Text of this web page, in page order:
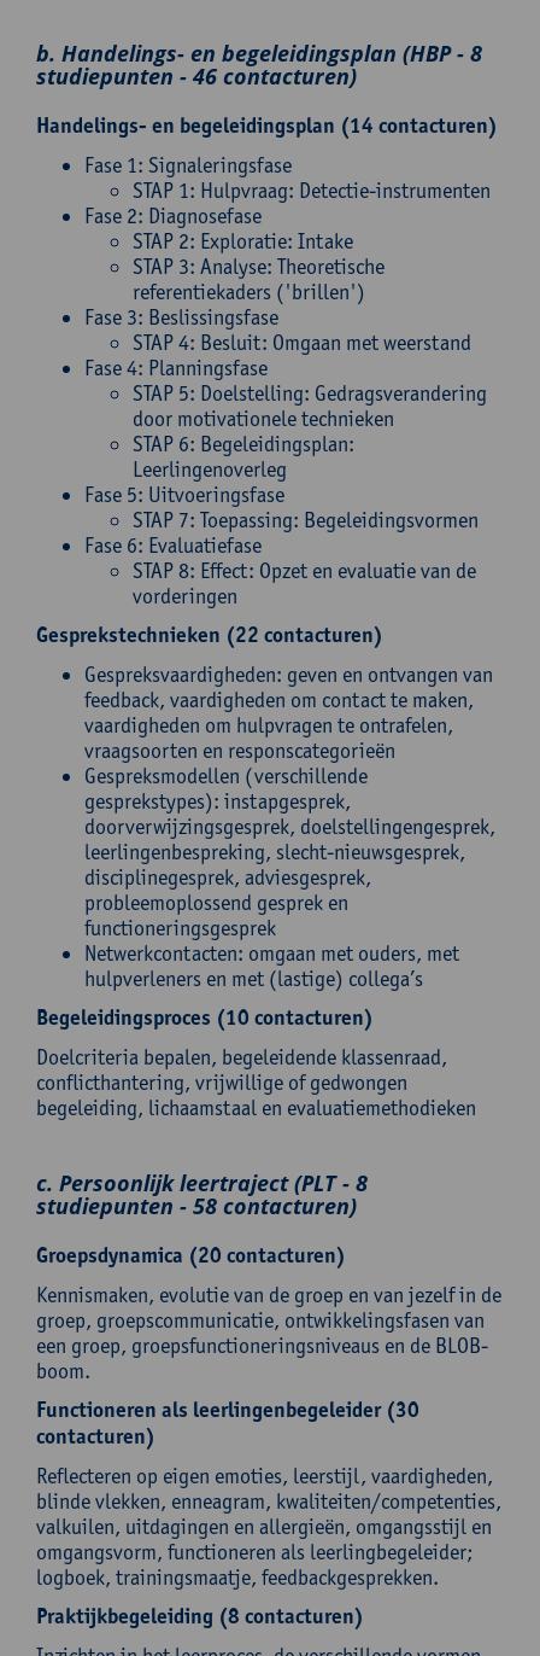
b. Handelings- en begeleidingsplan (HBP - 8
studiepunten - 46 contacturen)
Handelings- en begeleidingsplan (14 contacturen)
Fase 1: Signaleringsfase
STAP 1: Hulpvraag: Detectie-instrumenten
Fase 2: Diagnosefase
STAP 2: Exploratie: Intake
STAP 3: Analyse: Theoretische
referentiekaders ('brillen')
Fase 3: Beslissingsfase
STAP 4: Besluit: Omgaan met weerstand
Fase 4: Planningsfase
STAP 5: Doelstelling: Gedragsverandering
door motivationele technieken
STAP 6: Begeleidingsplan:
Leerlingenoverleg
Fase 5: Uitvoeringsfase
STAP 7: Toepassing: Begeleidingsvormen
Fase 6: Evaluatiefase
STAP 8: Effect: Opzet en evaluatie van de
vorderingen
Gesprekstechnieken (22 contacturen)
Gespreksvaardigheden: geven en ontvangen van
feedback, vaardigheden om contact te maken,
vaardigheden om hulpvragen te ontrafelen,
vraagsoorten en responscategorieën
Gespreksmodellen (verschillende
gesprekstypes): instapgesprek,
doorverwijzingsgesprek, doelstellingengesprek,
leerlingenbespreking, slecht-nieuwsgesprek,
disciplinegesprek, adviesgesprek,
probleemoplossend gesprek en
functioneringsgesprek
Netwerkcontacten: omgaan met ouders, met
hulpverleners en met (lastige) collega’s
Begeleidingsproces (10 contacturen)
Doelcriteria bepalen, begeleidende klassenraad,
conflicthantering, vrijwillige of gedwongen
begeleiding, lichaamstaal en evaluatiemethodieken
c. Persoonlijk leertraject (PLT - 8
studiepunten - 58 contacturen)
Groepsdynamica (20 contacturen)
Kennismaken, evolutie van de groep en van jezelf in de
groep, groepscommunicatie, ontwikkelingsfasen van
een groep, groepsfunctioneringsniveaus en de BLOB-
boom.
Functioneren als leerlingenbegeleider (30
contacturen)
Reflecteren op eigen emoties, leerstijl, vaardigheden,
blinde vlekken, enneagram, kwaliteiten/competenties,
valkuilen, uitdagingen en allergieën, omgangsstijl en
omgangsvorm, functioneren als leerlingbegeleider;
logboek, trainingsmaatje, feedbackgesprekken.
Praktijkbegeleiding (8 contacturen)